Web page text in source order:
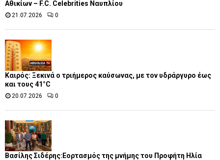
Αθικίων – F.C. Celebrities Ναυπλίου
21.07.2026 0
Καιρός: Ξεκινά ο τριήμερος καύσωνας, με τον υδράργυρο έως
και τους 41°C
20.07.2026 0
Βασίλης Σιδέρης:Εορτασμός της μνήμης του Προφήτη Ηλία